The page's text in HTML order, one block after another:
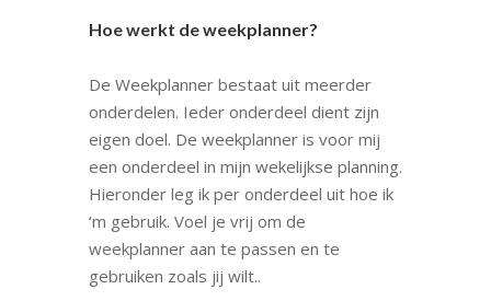
Hoe werkt de weekplanner?
De Weekplanner bestaat uit meerder
onderdelen. Ieder onderdeel dient zijn
eigen doel. De weekplanner is voor mij
een onderdeel in mijn wekelijkse planning.
Hieronder leg ik per onderdeel uit hoe ik
‘m gebruik. Voel je vrij om de
weekplanner aan te passen en te
gebruiken zoals jij wilt..